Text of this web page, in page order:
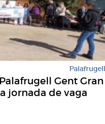
Palafrugell
Gent Gran
jornada de vaga